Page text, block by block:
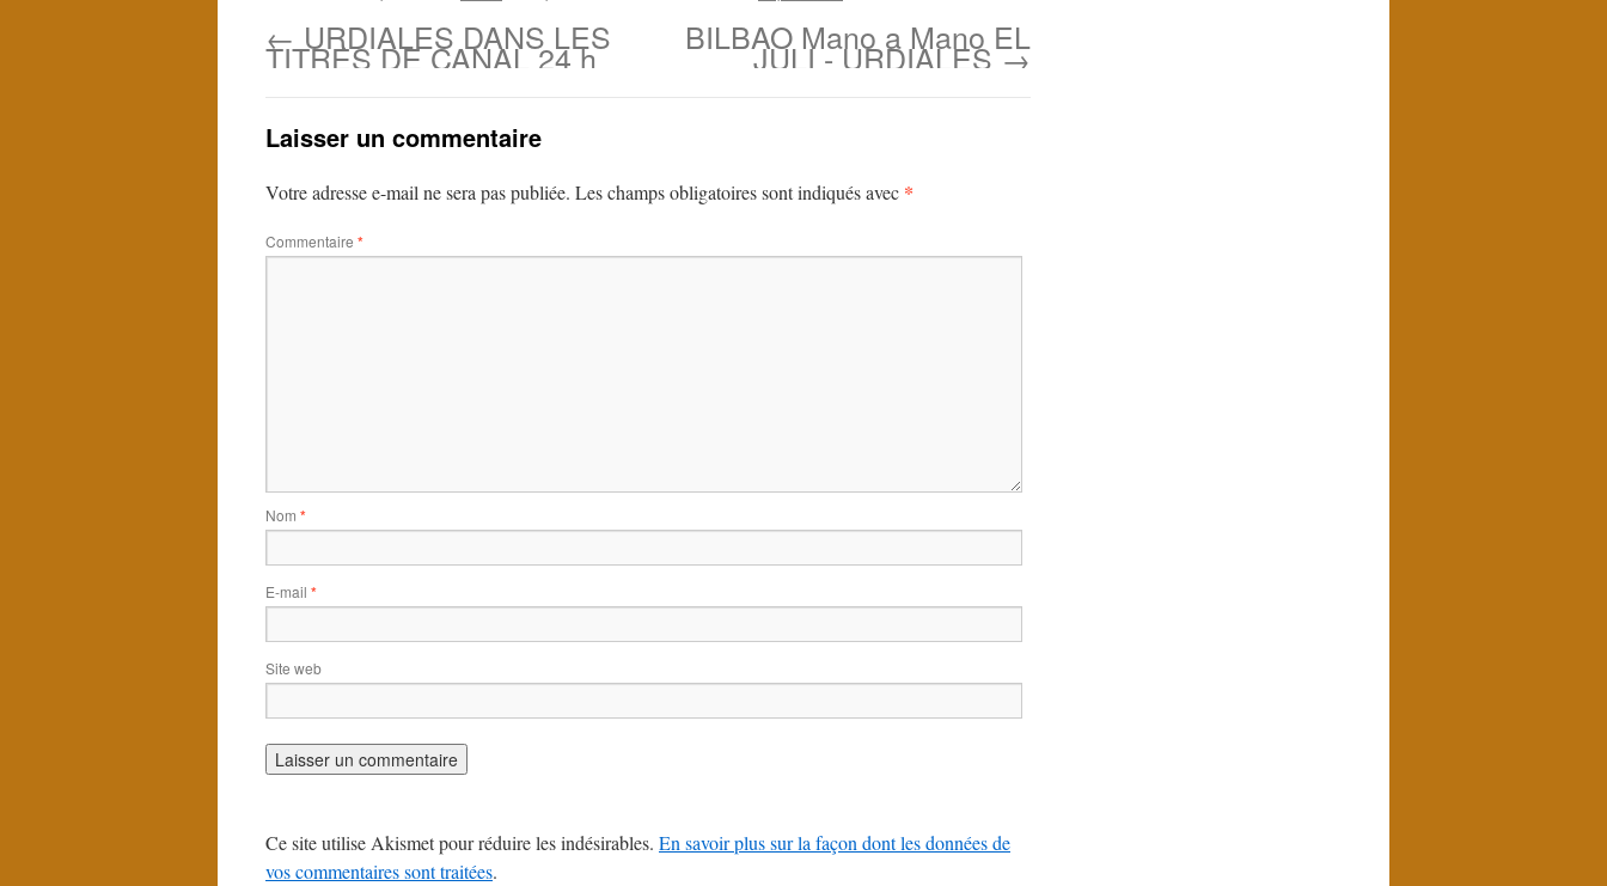
← URDIALES DANS LES
TITRES DE CANAL 24 h BILBAO Mano a Mano EL
JULI - URDIALES→
Laisser un commentaire
Votre adresse e-mail ne sera pas publiée. Les champs obligatoires sont indiqués avec *
Commentaire *
Nom *
E-mail *
Site web
Ce site utilise Akismet pour réduire les indésirables. En savoir plus sur la façon dont les données de
vos commentaires sont traitées.